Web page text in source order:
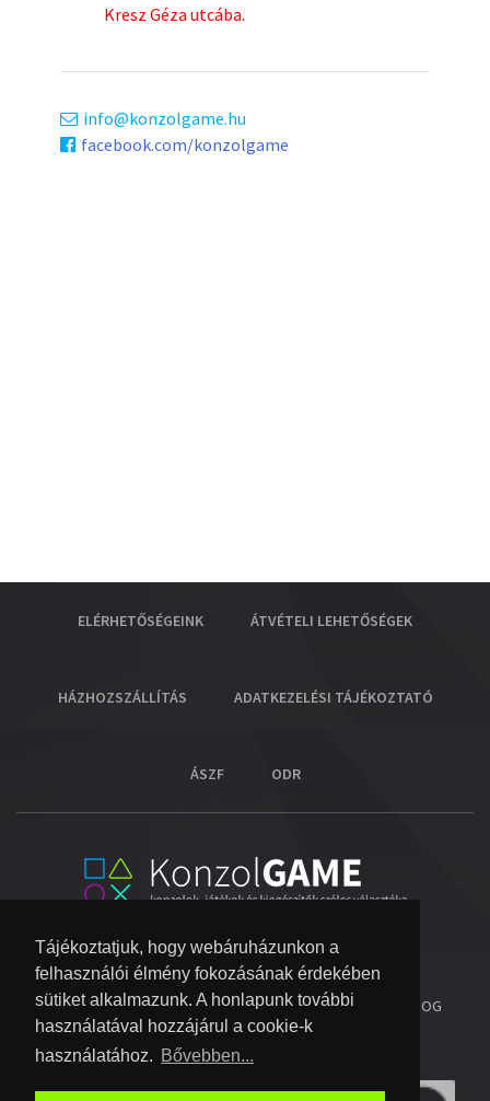
Tájékoztatjuk, hogy webáruházunkon a
felhasználói élmény fokozásának érdekében
sütiket alkalmazunk. A honlapunk további
használatával hozzájárul a cookie-k
használatához. Bővebben...
Kresz Géza utcába.
info
konzolgame.hu
facebook.com/konzolgame
ELÉRHETŐSÉGEINK ÁTVÉTELI LEHETŐSÉGEK
HÁZHOZSZÁLLÍTÁS ADATKEZELÉSI TÁJÉKOZTATÓ
ÁSZF ODR
© 2026 COPYRIGHT KONZOL VIDEOGAME KFT.- MINDEN JOG
FENNTARTVA!